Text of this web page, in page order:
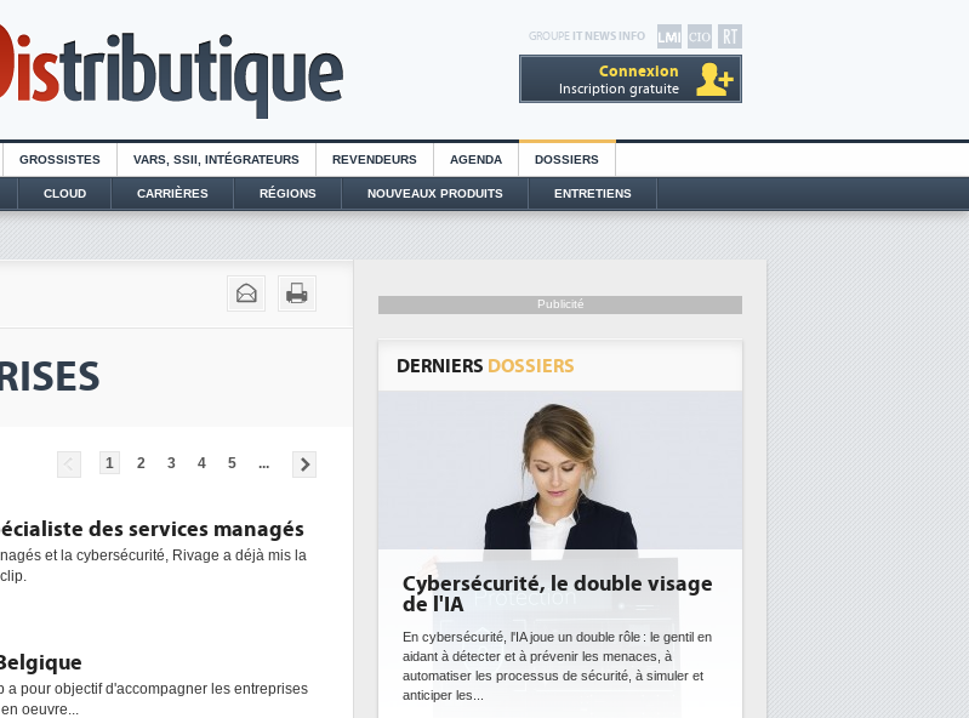
GROUPE IT NEWS INFO
Connexion
Inscription gratuite
GROSSISTES VARS, SSII, INTÉGRATEURS REVENDEURS AGENDA DOSSIERS
CLOUD CARRIÈRES RÉGIONS NOUVEAUX PRODUITS ENTRETIENS
1 2 3 4 5 ...
des services managés
et la cybersécurité, Rivage a déjà mis la
a pour objectif d'accompagner les entreprises
oeuvre...
Publicité
DERNIERS DOSSIERS
Cybersécurité, le double visage
En cybersécurité, l'IA joue un double rôle : le gentil en
aidant à détecter et à prévenir les menaces, à
automatiser les processus de sécurité, à simuler et
anticiper les...
DEE: l'efficacité énergétique
bientôt une obligation pour les
datacenters
Des datacenters plus durables et plus efficaces, c'est
ce que recherchent les pouvoirs publics européens